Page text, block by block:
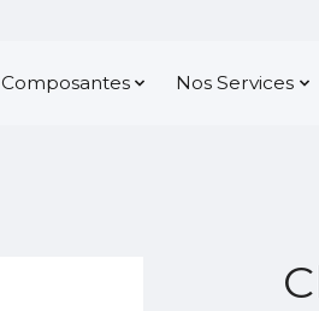
Composantes Nos Services